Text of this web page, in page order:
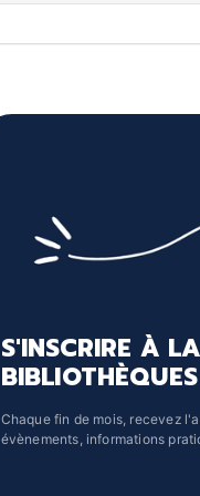
S'INSCRIRE À
Chaque fin de mois, recevez
évènements, informations